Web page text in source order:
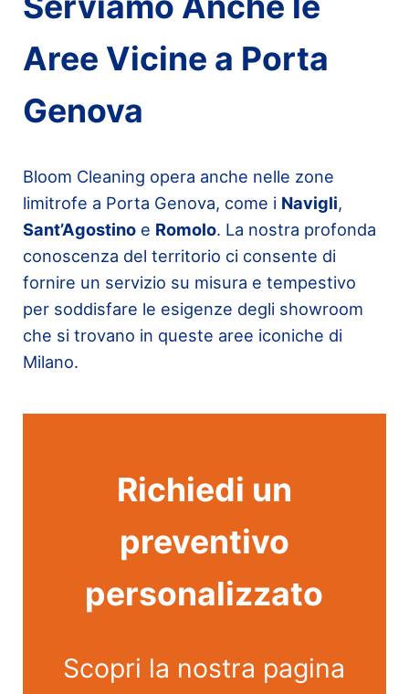
Aree Vicine a Porta
Genova
Bloom Cleaning opera anche nelle zone
limitrofe a Porta Genova, come i Navigli,
Sant’Agostino e Romolo. La nostra profonda
conoscenza del territorio ci consente di
fornire un servizio su misura e tempestivo
per soddisfare le esigenze degli showroom
che si trovano in queste aree iconiche di
Milano.
Richiedi un
preventivo
personalizzato
Scopri la nostra pagina